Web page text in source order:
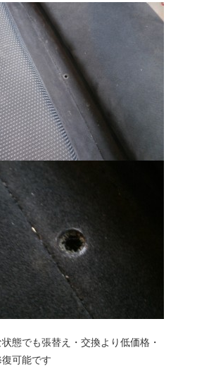
態でも張替え・交換より低価格・
可能です